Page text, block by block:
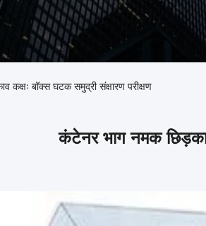
बॉक्स घटक समुद्री संक्षारण परीक्षण
कंटेनर भाग नमक